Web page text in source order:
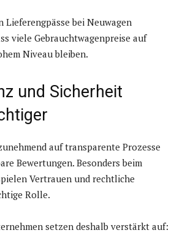
Lieferengpässe bei Neuwagen
viele Gebrauchtwagenpreise auf
Niveau bleiben.
und Sicherheit
auf transparente Prozesse
Bewertungen. Besonders beim
Vertrauen und rechtliche
Rolle.
setzen deshalb verstärkt auf: